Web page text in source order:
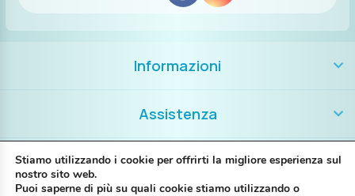
Informazioni
Assistenza
Contatti
Stiamo utilizzando i cookie per offrirti la migliore esperienza sul
nostro sito web.
Puoi saperne di più su quali cookie stiamo utilizzando o